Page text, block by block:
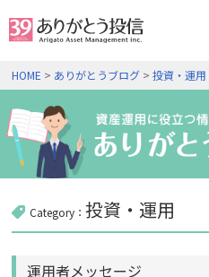
HOME > ありがとうブログ >投資・運用
Category：投資・運用
運用者メッセージ